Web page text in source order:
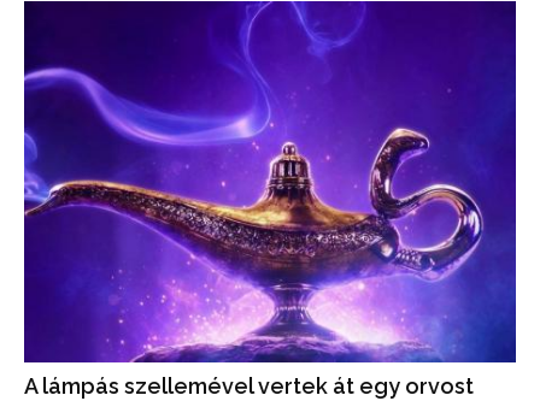
A lámpás szellemével vertek át egy orvost